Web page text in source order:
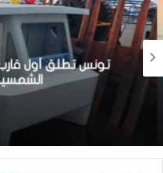
تونس تطلق أول